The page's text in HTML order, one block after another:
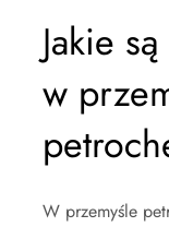
Jakie
w
W przemyśle